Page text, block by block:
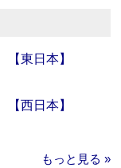
東日本】
西日本】
もっと見る »